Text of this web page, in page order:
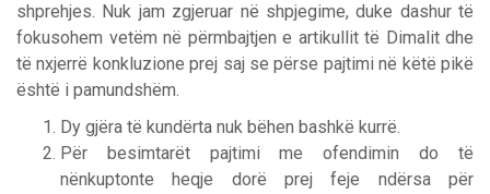
shprehjes. Nuk jam zgjeruar në shpjegime, duke dashur të
fokusohem vetëm në përmbajtjen e artikullit të Dimalit dhe
të nxjerrë konkluzione prej saj se përse pajtimi në këtë pikë
është i pamundshëm.
Dy gjëra të kundërta nuk bëhen bashkë kurrë.
Për besimtarët pajtimi me ofendimin do të
nënkuptonte heqje dorë prej feje ndërsa për